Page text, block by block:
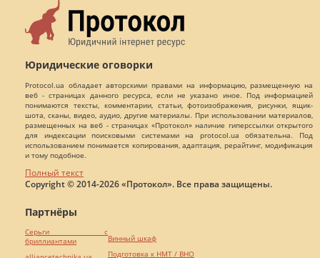
Юридические оговорки
Protocol.ua обладает авторскими правами на информацию, размещенную на
веб - страницах данного ресурса, если не указано иное. Под информацией
понимаются тексты, комментарии, статьи, фотоизображения, рисунки, ящик-
шота, сканы, видео, аудио, другие материалы. При использовании материалов,
размещенных на веб - страницах «Протокол» наличие гиперссылки открытого
для индексации поисковыми системами на protocol.ua обязательна. Под
использованием понимается копирования, адаптация, рерайтинг, модификация
и тому подобное.
Полный текст
Copyright © 2014-2026 «Протокол». Все права защищены.
Партнёры
Серьги с
бриллиантами
Винный шкаф
Подготовка к НМТ / ВНО